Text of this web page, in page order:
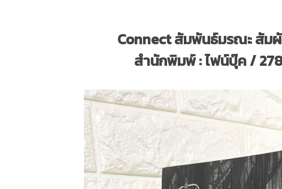
Connect สัมพันธ์มรณะ สัม
สำนักพิมพ์ : ไฟน์บุ๊ค /